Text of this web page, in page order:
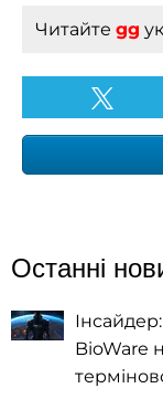
Читайте gg
Останні
BioWare